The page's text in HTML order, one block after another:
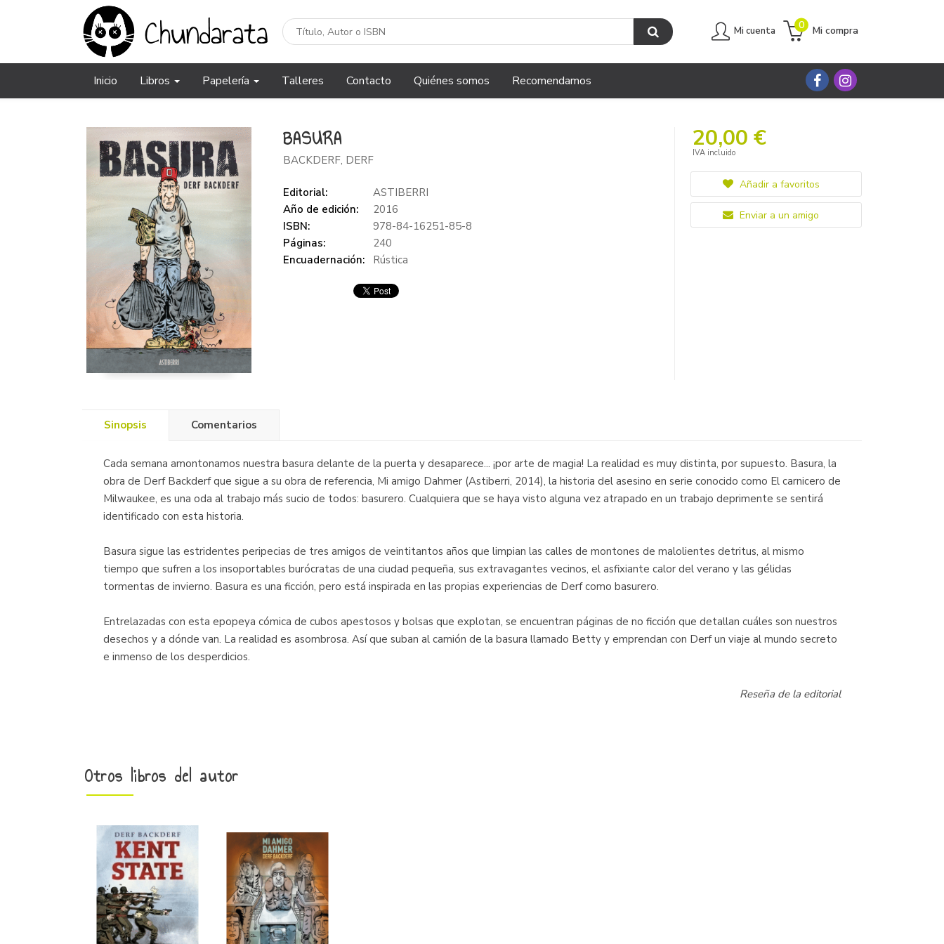
Mi cuenta Mi compra
0
Inicio Libros Papelería Talleres Contacto Quiénes somos Recomendamos
BASURA
BACKDERF, DERF
Editorial:
ASTIBERRI
Año de edición:
2016
ISBN:
978-84-16251-85-8
Páginas:
240
Encuadernación:
Rústica
20,00 €
IVA incluido
Añadir a favoritos
Enviar a un amigo
Sinopsis Comentarios
Cada semana amontonamos nuestra basura delante de la puerta y desaparece... ¡por arte de magia! La realidad es muy distinta, por supuesto. Basura, la
obra de Derf Backderf que sigue a su obra de referencia, Mi amigo Dahmer (Astiberri, 2014), la historia del asesino en serie conocido como El carnicero de
Milwaukee, es una oda al trabajo más sucio de todos: basurero. Cualquiera que se haya visto alguna vez atrapado en un trabajo deprimente se sentirá
identificado con esta historia.
Basura sigue las estridentes peripecias de tres amigos de veintitantos años que limpian las calles de montones de malolientes detritus, al mismo
tiempo que sufren a los insoportables burócratas de una ciudad pequeña, sus extravagantes vecinos, el asfixiante calor del verano y las gélidas
tormentas de invierno. Basura es una ficción, pero está inspirada en las propias experiencias de Derf como basurero.
Entrelazadas con esta epopeya cómica de cubos apestosos y bolsas que explotan, se encuentran páginas de no ficción que detallan cuáles son nuestros
desechos y a dónde van. La realidad es asombrosa. Así que suban al camión de la basura llamado Betty y emprendan con Derf un viaje al mundo secreto
e inmenso de los desperdicios.
Reseña de la editorial
Otros libros del autor